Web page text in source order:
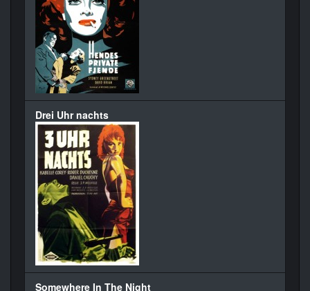
Drei Uhr nachts
Somewhere In The Night